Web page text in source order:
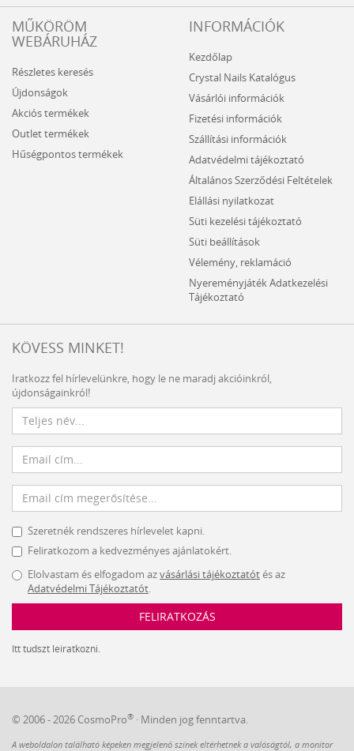
MŰKÖRÖM
WEBÁRUHÁZ
Részletes keresés
Újdonságok
Akciós termékek
Outlet termékek
Hűségpontos termékek
INFORMÁCIÓK
Kezdőlap
Crystal Nails Katalógus
Vásárlói információk
Fizetési információk
Szállítási információk
Adatvédelmi tájékoztató
Általános Szerződési Feltételek
Elállási nyilatkozat
Süti kezelési tájékoztató
Süti beállítások
Vélemény, reklamáció
Nyereményjáték Adatkezelési
Tájékoztató
KÖVESS MINKET!
Iratkozz fel hírlevelünkre, hogy le ne maradj akcióinkról,
újdonságainkról!
Szeretnék rendszeres hírlevelet kapni.
Feliratkozom a kedvezményes ajánlatokért.
Elolvastam és elfogadom azvásárlási tájékoztatótés az
Adatvédelmi Tájékoztatót.
FELIRATKOZÁS
Itt tudszt leiratkozni.
© 2006 - 2026 CosmoPro® · Minden jog fenntartva.
A weboldalon található képeken megjelenő színek eltérhetnek a valóságtól, a monitor